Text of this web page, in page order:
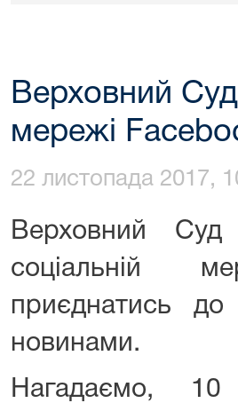
Верховний Суд
мережі
22 листопада 2017,
Верховний Суд
cоціальній
приєднатись до
новинами.
Нагадаємо, 10